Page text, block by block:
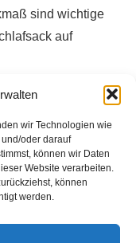
wir Technologien wie
oder darauf
können wir Daten
Website verarbeiten.
können
werden.
sind wichtige
auf
der Schlafsack
Auch die Größe
genügend Platz hat
bieten auch
wie z.B. einem